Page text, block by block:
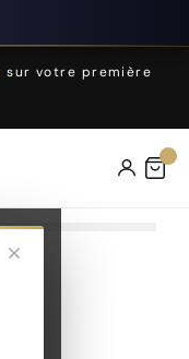
sur votre première